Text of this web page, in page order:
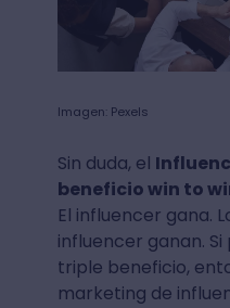
Imagen: Pexels
Sin duda, el
beneficio win to
El influencer gana.
influencer ganan.
triple beneficio,
marketing de